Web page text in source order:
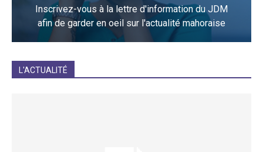
Inscrivez-vous à la lettre d'information du JDM
afin de garder en oeil sur l'actualité mahoraise
L'ACTUALITÉ